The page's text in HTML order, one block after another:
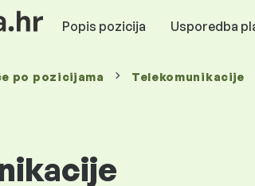
Popis pozicija Usporedba
po pozicijama Telekomunikacije